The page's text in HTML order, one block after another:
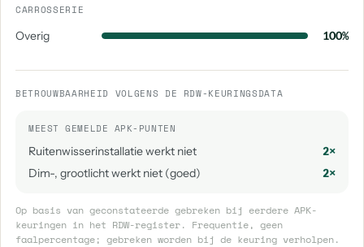
CARROSSERIE
Overig 100%
BETROUWBAARHEID VOLGENS DE RDW-KEURINGSDATA
MEEST GEMELDE APK-PUNTEN
Ruitenwisserinstallatie werkt niet
2×
Dim-, grootlicht werkt niet (goed)
2×
Op basis van geconstateerde gebreken bij eerdere APK-
keuringen in het RDW-register. Frequentie, geen
faalpercentage; gebreken worden bij de keuring verholpen.